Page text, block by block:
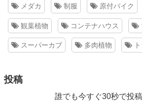
メダカ 制服 原付バイク
観葉植物 コンテナハウス
スーパーカブ 多肉植物
投稿
誰でも今すぐ30秒で投